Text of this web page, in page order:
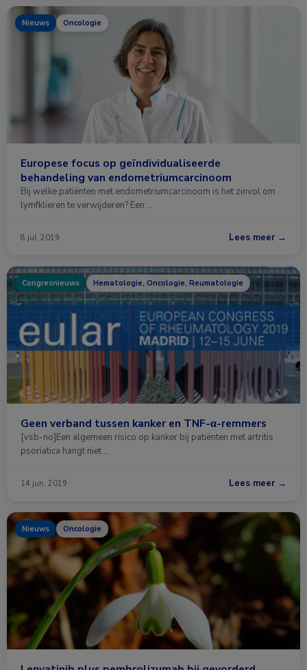
Nieuws Oncologie
Europese focus op geïndividualiseerde
behandeling van endometriumcarcinoom
Bij welke patiënten met endometriumcarcinoom is het zinvol om
lymfklieren te verwijderen? Een …
8 jul. 2019 Lees meer →
Congresnieuws Hematologie, Oncologie, Reumatologie
Geen verband tussen kanker en TNF-α-remmers
[vsb-no]Een algemeen risico op kanker bij patiënten met artritis
psoriatica hangt niet …
14 jun. 2019 Lees meer →
Nieuws Oncologie